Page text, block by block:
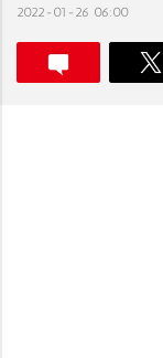
2022-01-26 06:00